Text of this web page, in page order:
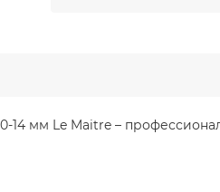
14 мм Le Maitre –